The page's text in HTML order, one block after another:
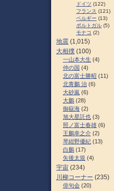
ドイツ (122)
フランス (121)
ベルギー (13)
ポルトガル (5)
モナコ (2)
地震 (1,015)
大相撲 (100)
一山本大生 (4)
仲の国 (4)
北の富士勝昭 (11)
北青鵬 治 (6)
大砂嵐 (6)
大鵬 (28)
御嶽海 (2)
旭大星託也 (3)
照ノ富士春雄 (6)
王鵬幸之介 (2)
琴紺野優紀 (13)
白鵬 (17)
矢後太規 (4)
宇宙 (234)
川柳コーナー (235)
俳句会 (20)